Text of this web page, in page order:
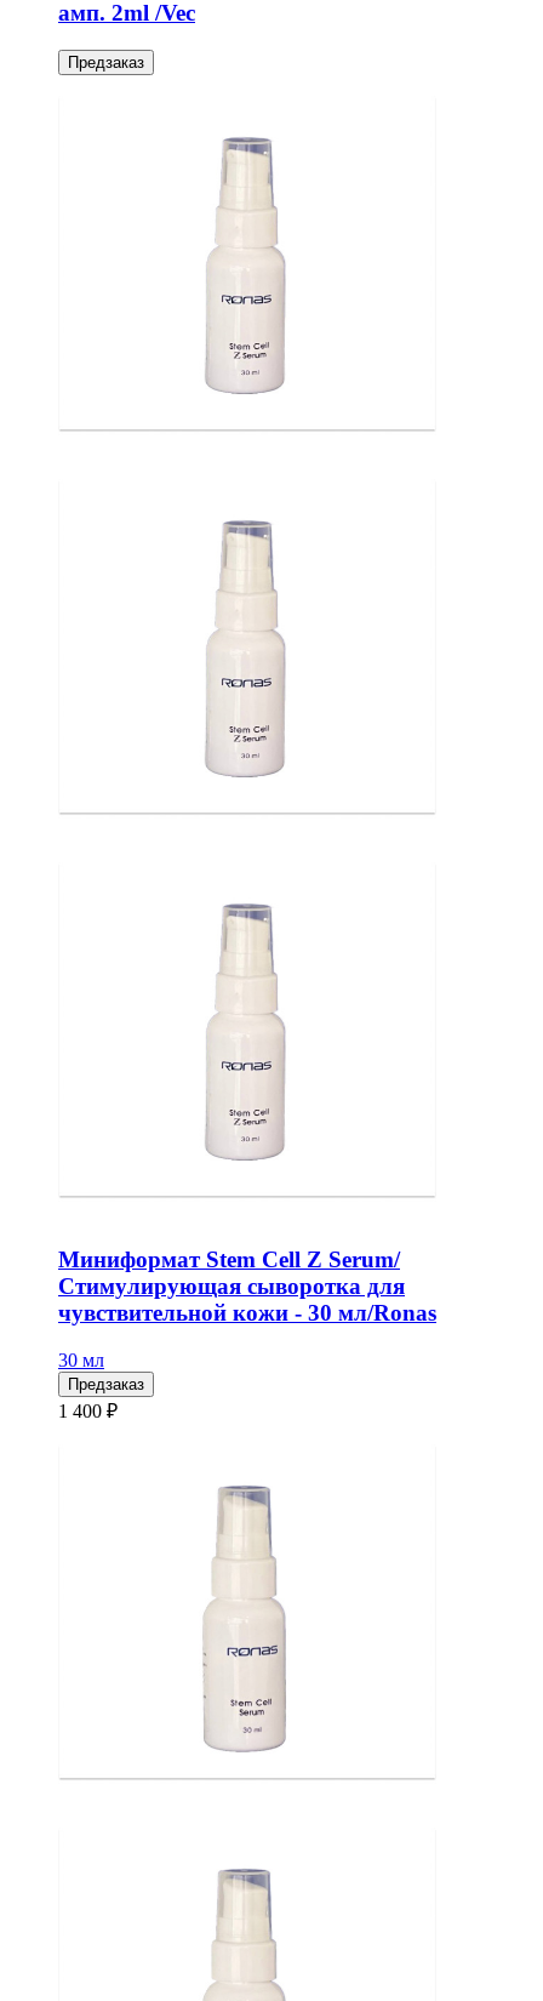
амп. 2ml /Vec
Предзаказ
Миниформат Stem Cell Z Serum/
Стимулирующая сыворотка для
чувствительной кожи - 30 мл/Ronas
30 мл
Предзаказ
1 400 ₽